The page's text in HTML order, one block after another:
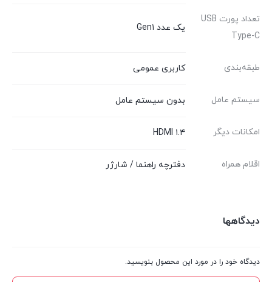
تعداد پورت USB
Type-C
یک عدد Gen۱
طبقه‌بندی کاربری عمومی
سیستم عامل بدون سیستم عامل
امکانات دیگر HDMI ۱.۴
اقلام همراه دفترچه راهنما / شارژر
دیدگاهها
دیدگاه خود را در مورد این محصول بنویسید.